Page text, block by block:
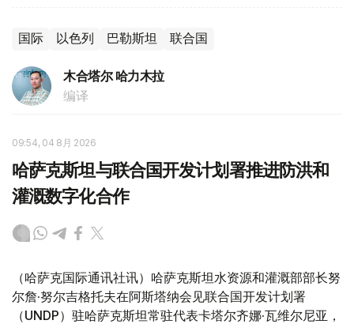
国际 以色列 巴勒斯坦 联合国
木合塔尔 哈力木拉
编译
09:54, 04 8月 2026
哈萨克斯坦与联合国开发计划署推进防洪和
灌溉数字化合作
（哈萨克国际通讯社讯）哈萨克斯坦水资源和灌溉部部长努
尔詹·努尔吉格托夫在阿斯塔纳会见联合国开发计划署
（UNDP）驻哈萨克斯坦常驻代表卡塔尔齐娜·瓦维尔尼亚，